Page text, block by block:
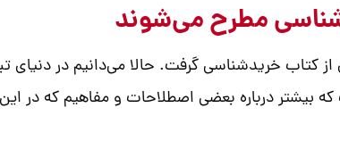
مطرح می‌شوند
کتاب خریدشناسی گرفت. حالا می‌دانیم در دنیای
بیشتر درباره بعضی اصطلاحات و مفاهیم که در